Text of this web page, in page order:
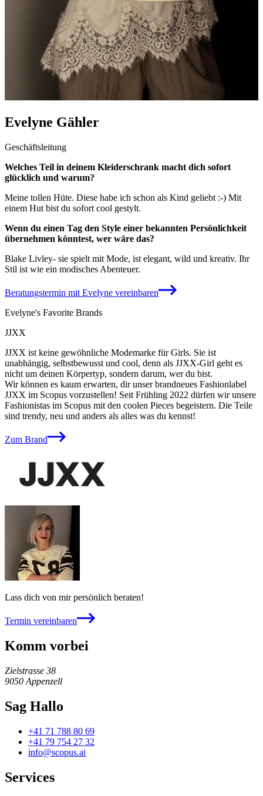
Evelyne Gähler
Geschäftsleitung
Welches Teil in deinem Kleiderschrank macht dich sofort
glücklich und warum?
Meine tollen Hüte. Diese habe ich schon als Kind geliebt :-) Mit
einem Hut bist du sofort cool gestylt.
Wenn du einen Tag den Style einer bekannten Persönlichkeit
übernehmen könntest, wer wäre das?
Blake Livley- sie spielt mit Mode, ist elegant, wild und kreativ. Ihr
Stil ist wie ein modisches Abenteuer.
Beratungstermin mit Evelyne vereinbaren
Evelyne's Favorite Brands
JJXX
JJXX ist keine gewöhnliche Modemarke für Girls. Sie ist
unabhängig, selbstbewusst und cool, denn als JJXX-Girl geht es
nicht um deinen Körpertyp, sondern darum, wer du bist.
Wir können es kaum erwarten, dir unser brandneues Fashionlabel
JJXX im Scopus vorzustellen! Seit Frühling 2022 dürfen wir unsere
Fashionistas im Scopus mit den coolen Pieces begeistern. Die Teile
sind trendy, neu und anders als alles was du kennst!
Zum Brand
Lass dich von mir persönlich beraten!
Termin vereinbaren
Komm vorbei
Zielstrasse 38
9050 Appenzell
Sag Hallo
+41 71 788 80 69
+41 79 754 27 32
info@scopus.ai
Services